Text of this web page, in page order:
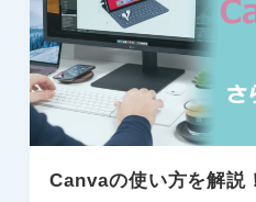
Canvaの使い方を解説